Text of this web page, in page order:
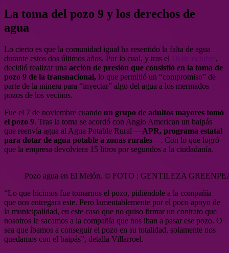
La toma del pozo 9 y los derechos de
agua
Lo cierto es que la comunidad igual ha resentido la falta de agua
durante estos dos últimos años. Por lo cual, y tras el
,
decidió realizar una acción de presión que consistió en la toma de
pozo 9 de la transnacional, lo que permitió un “compromiso” de
parte de la minera para “inyectar” algo del agua a los mermados
pozos de los vecinos.
Fue el 7 de noviembre cuando un grupo de adultos mayores tomó
el pozo 9. Tras la toma se acordó con Anglo American un baipás
que reenvía agua al Agua Potable Rural —APR, programa estatal
para dotar de agua potable a zonas rurales—. Con lo que logró
que la empresa devolviera 15 litros por segundos a la ciudadanía.
Pozo agua en El Melón. © FOTO : GENTILEZA
“Lo que hicimos fue tomarnos el pozo, pidiéndole a la compañía
que nos entregara este. Pero lamentablemente por el poco apoyo de
la municipalidad, en este caso que no quiso firmar un contrato que
nosotros le sacamos a la compañía que nos iban a pasar ese pozo. O
sea que íbamos a conseguir el pozo en su totalidad, solamente nos
quedamos con el baipás”, detalla Villarroel.